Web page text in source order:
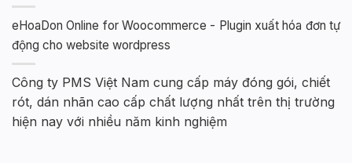
eHoaDon Online for Woocommerce - Plugin xuất hóa đơn tự
động cho website wordpress
Công ty PMS Việt Nam cung cấp máy đóng gói, chiết
rót, dán nhãn cao cấp chất lượng nhất trên thị trường
hiện nay với nhiều năm kinh nghiệm